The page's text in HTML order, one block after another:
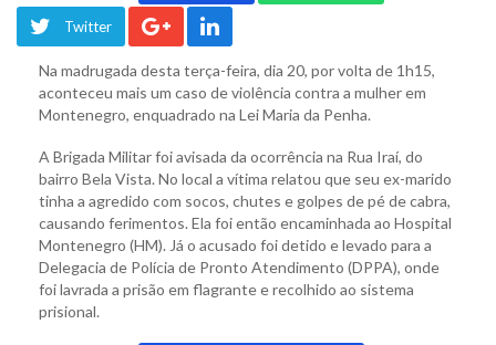
Twitter
Na madrugada desta terça-feira, dia 20, por volta de 1h15,
aconteceu mais um caso de violência contra a mulher em
Montenegro, enquadrado na Lei Maria da Penha.
A Brigada Militar foi avisada da ocorrência na Rua Iraí, do
bairro Bela Vista. No local a vítima relatou que seu ex-marido
tinha a agredido com socos, chutes e golpes de pé de cabra,
causando ferimentos. Ela foi então encaminhada ao Hospital
Montenegro (HM). Já o acusado foi detido e levado para a
Delegacia de Polícia de Pronto Atendimento (DPPA), onde
foi lavrada a prisão em flagrante e recolhido ao sistema
prisional.